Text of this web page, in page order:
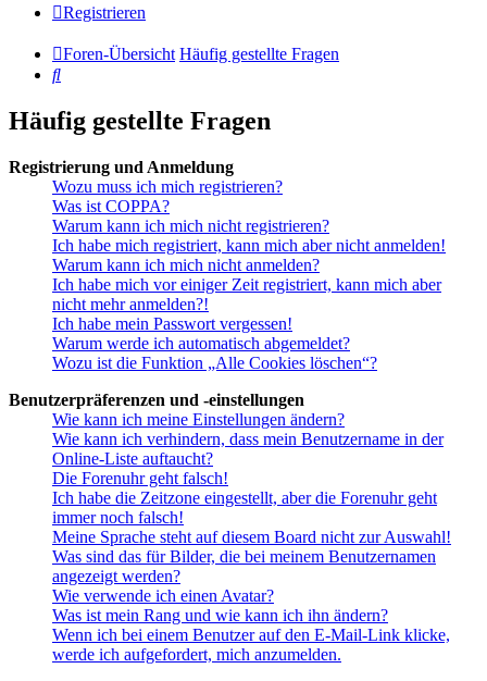
Registrieren
Foren-Übersicht Häufig gestellte Fragen
Suche
Häufig gestellte Fragen
Registrierung und Anmeldung
Wozu muss ich mich registrieren?
Was ist COPPA?
Warum kann ich mich nicht registrieren?
Ich habe mich registriert, kann mich aber nicht anmelden!
Warum kann ich mich nicht anmelden?
Ich habe mich vor einiger Zeit registriert, kann mich aber
nicht mehr anmelden?!
Ich habe mein Passwort vergessen!
Warum werde ich automatisch abgemeldet?
Wozu ist die Funktion „Alle Cookies löschen“?
Benutzerpräferenzen und -einstellungen
Wie kann ich meine Einstellungen ändern?
Wie kann ich verhindern, dass mein Benutzername in der
Online-Liste auftaucht?
Die Forenuhr geht falsch!
Ich habe die Zeitzone eingestellt, aber die Forenuhr geht
immer noch falsch!
Meine Sprache steht auf diesem Board nicht zur Auswahl!
Was sind das für Bilder, die bei meinem Benutzernamen
angezeigt werden?
Wie verwende ich einen Avatar?
Was ist mein Rang und wie kann ich ihn ändern?
Wenn ich bei einem Benutzer auf den E-Mail-Link klicke,
werde ich aufgefordert, mich anzumelden.